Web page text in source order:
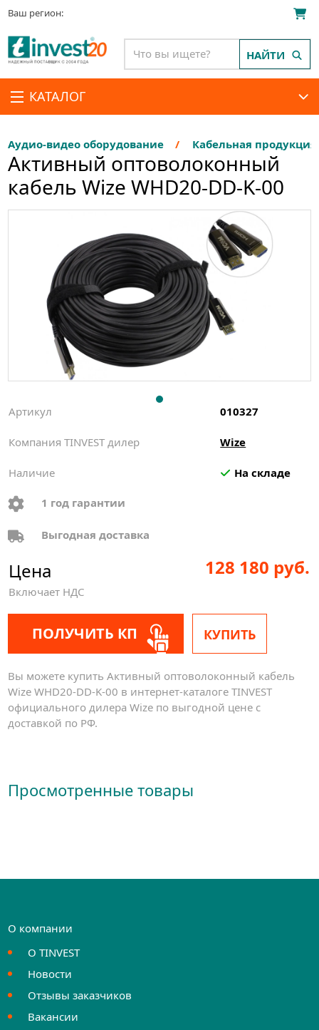
Ваш регион:
КАТАЛОГ
НАЙТИ
Аудио-видео оборудование Кабельная продукция
Активный оптоволоконный
кабель Wize WHD20-DD-K-00
Артикул 010327
Компания TINVEST дилер Wize
Наличие На складе
1 год гарантии
Выгодная доставка
Цена
Включает НДС
128 180 руб.
ПОЛУЧИТЬ КП КУПИТЬ
Вы можете купить Активный оптоволоконный кабель
Wize WHD20-DD-K-00 в интернет-каталоге TINVEST
официального дилера Wize по выгодной цене с
доставкой по РФ.
Просмотренные товары
О компании
О TINVEST
Новости
Отзывы заказчиков
Вакансии